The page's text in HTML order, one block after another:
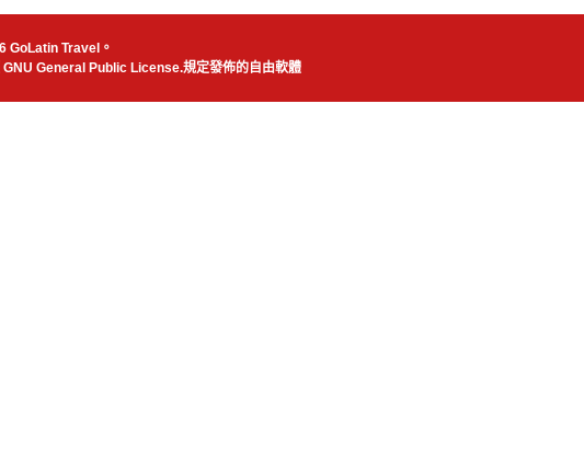
GoLatin Travel。
GNU General Public License.規定發佈的自由軟體